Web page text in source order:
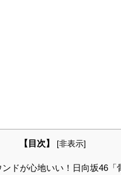
【目次】 [非表示]
ドが心地いい！日向坂46「